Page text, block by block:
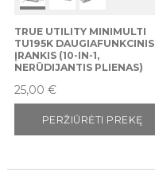
TRUE UTILITY MINIMULTI
TU195K DAUGIAFUNKCINIS
ĮRANKIS (10-IN-1,
NERŪDIJANTIS PLIENAS)
Kaina
25,00 €
PERŽIŪRĖTI PREKĘ